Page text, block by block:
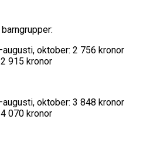
oktober: 2 756 kronor
915 kronor
oktober: 3 848 kronor
070 kronor